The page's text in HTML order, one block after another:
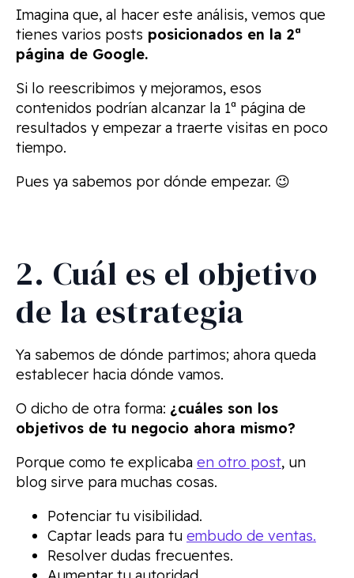
Imagina que, al hacer este análisis, vemos que
tienes varios posts posicionados en la 2ª
página de Google.
Si lo reescribimos y mejoramos, esos
contenidos podrían alcanzar la 1ª página de
resultados y empezar a traerte visitas en poco
tiempo.
Pues ya sabemos por dónde empezar. 😉
2. Cuál es el objetivo
de la estrategia
Ya sabemos de dónde partimos; ahora queda
establecer hacia dónde vamos.
O dicho de otra forma: ¿cuáles son los
objetivos de tu negocio ahora mismo?
Porque como te explicaba en otro post, un
blog sirve para muchas cosas.
Potenciar tu visibilidad.
Captar leads para tu embudo de ventas.
Resolver dudas frecuentes.